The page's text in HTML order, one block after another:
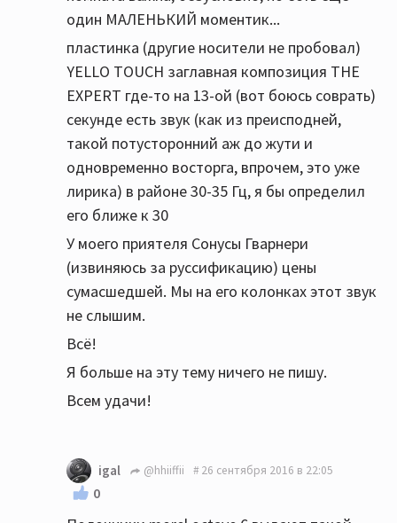
один МАЛЕНЬКИЙ моментик...
пластинка (другие носители не пробовал)
YELLO TOUCH заглавная композиция THE
EXPERT где-то на 13-ой (вот боюсь соврать)
секунде есть звук (как из преисподней,
такой потусторонний аж до жути и
одновременно восторга, впрочем, это уже
лирика) в районе 30-35 Гц, я бы определил
его ближе к 30
У моего приятеля Сонусы Гварнери
(извиняюсь за руссификацию) цены
сумасшедшей. Мы на его колонках этот звук
не слышим.
Всё!
Я больше на эту тему ничего не пишу.
Всем удачи!
igal @hhiiffii 26 сентября 2016 в 22:05
0